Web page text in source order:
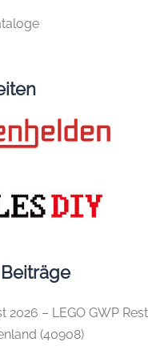
2026 – LEGO GWP
(40908)